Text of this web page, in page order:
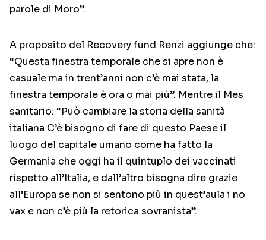
parole di Moro”.
A proposito del Recovery fund Renzi aggiunge che:
“Questa finestra temporale che si apre non è
casuale ma in trent’anni non c’è mai stata, la
finestra temporale è ora o mai più”. Mentre il Mes
sanitario: “Può cambiare la storia della sanità
italiana C’è bisogno di fare di questo Paese il
luogo del capitale umano come ha fatto la
Germania che oggi ha il quintuplo dei vaccinati
rispetto all’Italia, e dall’altro bisogna dire grazie
all’Europa se non si sentono più in quest’aula i no
vax e non c’è più la retorica sovranista”.